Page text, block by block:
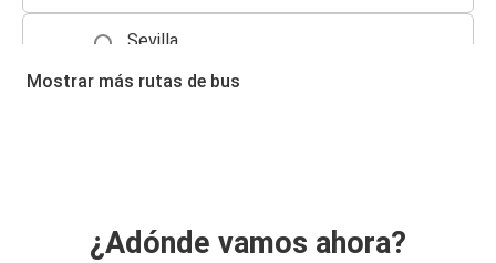
Sevilla
Faro
Mostrar más rutas de bus
¿Adónde vamos ahora?